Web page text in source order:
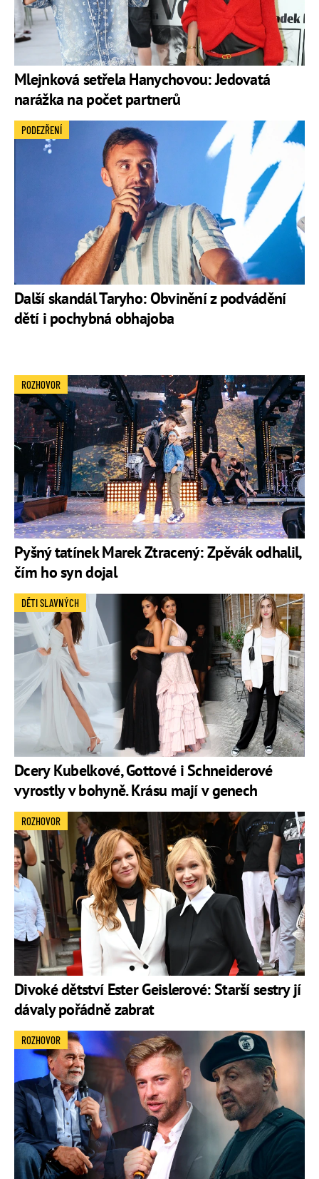
Mlejnková setřela Hanychovou: Jedovatá
narážka na počet partnerů
Další skandál Taryho: Obvinění z podvádění
dětí i pochybná obhajoba
PODEZŘENÍ
Pyšný tatínek Marek Ztracený: Zpěvák odhalil,
čím ho syn dojal
ROZHOVOR
Dcery Kubelkové, Gottové i Schneiderové
vyrostly v bohyně. Krásu mají v genech
DĚTI SLAVNÝCH
Divoké dětství Ester Geislerové: Starší sestry jí
dávaly pořádně zabrat
ROZHOVOR
ROZHOVOR